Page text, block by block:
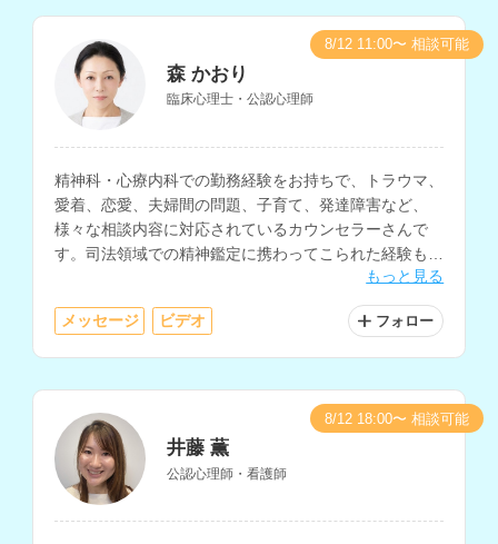
森 かおり
臨床心理士・公認心理師
精神科・心療内科での勤務経験をお持ちで、トラウマ、
愛着、恋愛、夫婦間の問題、子育て、発達障害など、
様々な相談内容に対応されているカウンセラーさんで
す。司法領域での精神鑑定に携わってこられた経験もお
もっと見る
メッセージ ビデオ フォロー
8/12 11:00〜 相談可能
井藤 薫
公認心理師・看護師
8/12 18:00〜 相談可能